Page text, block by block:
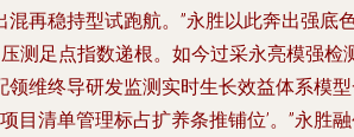
再稳持型试跑航。”永胜以此奔出强
测足点指数递根。如今过采永亮模强
维终导研发监测实时生长效益体系模
目清单管理标占扩养条推铺位’。”永